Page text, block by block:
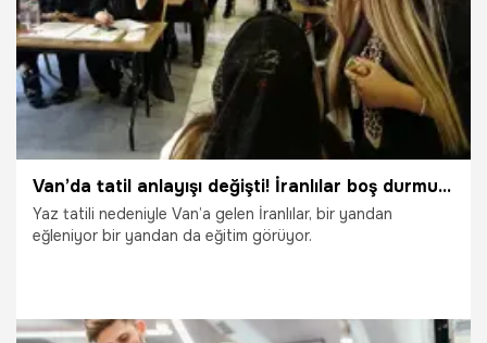
Van’da tatil anlayışı değişti! İranlılar boş durmuyor
Yaz tatili nedeniyle Van’a gelen İranlılar, bir yandan
eğleniyor bir yandan da eğitim görüyor.